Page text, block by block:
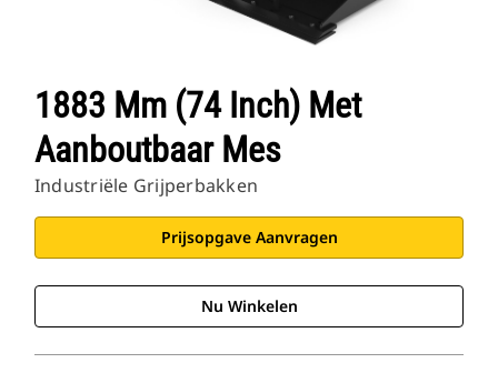
1883 Mm (74 Inch) Met
Aanboutbaar Mes
Industriële Grijperbakken
Prijsopgave Aanvragen
Nu Winkelen